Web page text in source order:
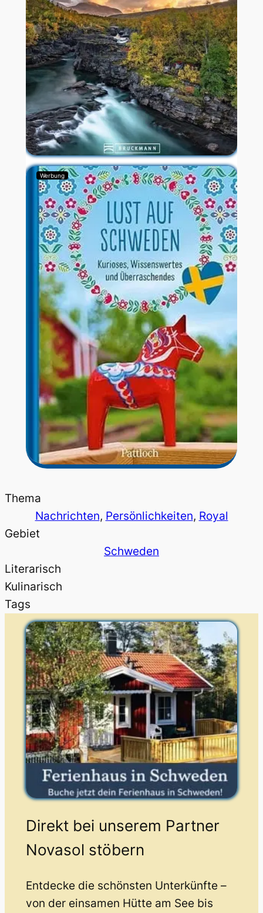
Werbung
Thema
Nachrichten, Persönlichkeiten, Royal
Gebiet
Schweden
Literarisch
Kulinarisch
Tags
Direkt bei unserem Partner
Novasol stöbern
Entdecke die schönsten Unterkünfte –
von der einsamen Hütte am See bis